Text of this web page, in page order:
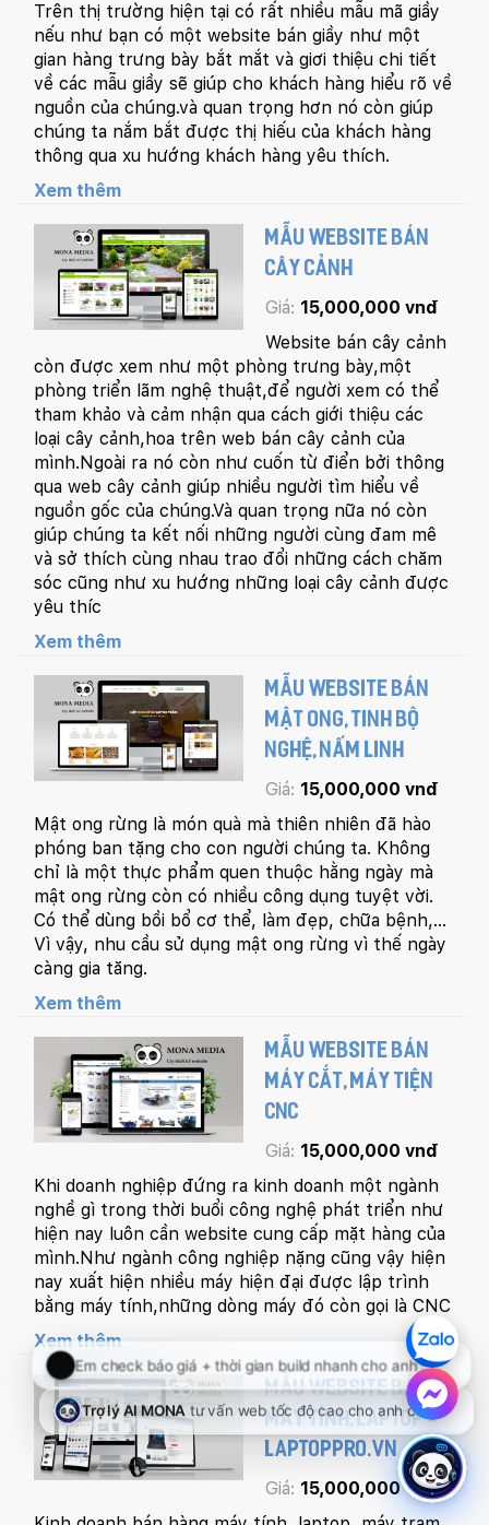
Trên thị trường hiện tại có rất nhiều mẫu mã giầy
nếu như bạn có một website bán giầy như một
gian hàng trưng bày bắt mắt và giơi thiệu chi tiết
về các mẫu giầy sẽ giúp cho khách hàng hiểu rõ về
nguồn của chúng.và quan trọng hơn nó còn giúp
chúng ta nắm bắt được thị hiếu của khách hàng
thông qua xu hướng khách hàng yêu thích.
Xem thêm
MẪU WEBSITE BÁN
CÂY CẢNH
Giá: 15,000,000 vnđ
Website bán cây cảnh
còn được xem như một phòng trưng bày,một
phòng triển lãm nghệ thuật,để người xem có thể
tham khảo và cảm nhận qua cách giới thiệu các
loại cây cảnh,hoa trên web bán cây cảnh của
mình.Ngoài ra nó còn như cuốn từ điển bởi thông
qua web cây cảnh giúp nhiều người tìm hiểu về
nguồn gốc của chúng.Và quan trọng nữa nó còn
giúp chúng ta kết nối những người cùng đam mê
và sở thích cùng nhau trao đổi những cách chăm
sóc cũng như xu hướng những loại cây cảnh được
yêu thíc
Xem thêm
MẪU WEBSITE BÁN
MẬT ONG, TINH BỘ
NGHỆ, NẤM LINH
Giá: 15,000,000 vnđ
Mật ong rừng là món quà mà thiên nhiên đã hào
phóng ban tặng cho con người chúng ta. Không
chỉ là một thực phẩm quen thuộc hằng ngày mà
mật ong rừng còn có nhiều công dụng tuyệt vời.
Có thể dùng bồi bổ cơ thể, làm đẹp, chữa bệnh,…
Vì vậy, nhu cầu sử dụng mật ong rừng vì thế ngày
càng gia tăng.
Xem thêm
MẪU WEBSITE BÁN
MÁY CẮT, MÁY TIỆN
CNC
Giá: 15,000,000 vnđ
Khi doanh nghiệp đứng ra kinh doanh một ngành
nghề gì trong thời buổi công nghệ phát triển như
hiện nay luôn cần website cung cấp mặt hàng của
mình.Như ngành công nghiệp nặng cũng vậy hiện
nay xuất hiện nhiều máy hiện đại được lập trình
bằng máy tính,những dòng máy đó còn gọi là CNC
Xem thêm
MẪU WEBSITE BÁN
MÁY TÍNH, LAPTOP -
LAPTOPPRO.VN
Giá: 15,000,000 vnđ